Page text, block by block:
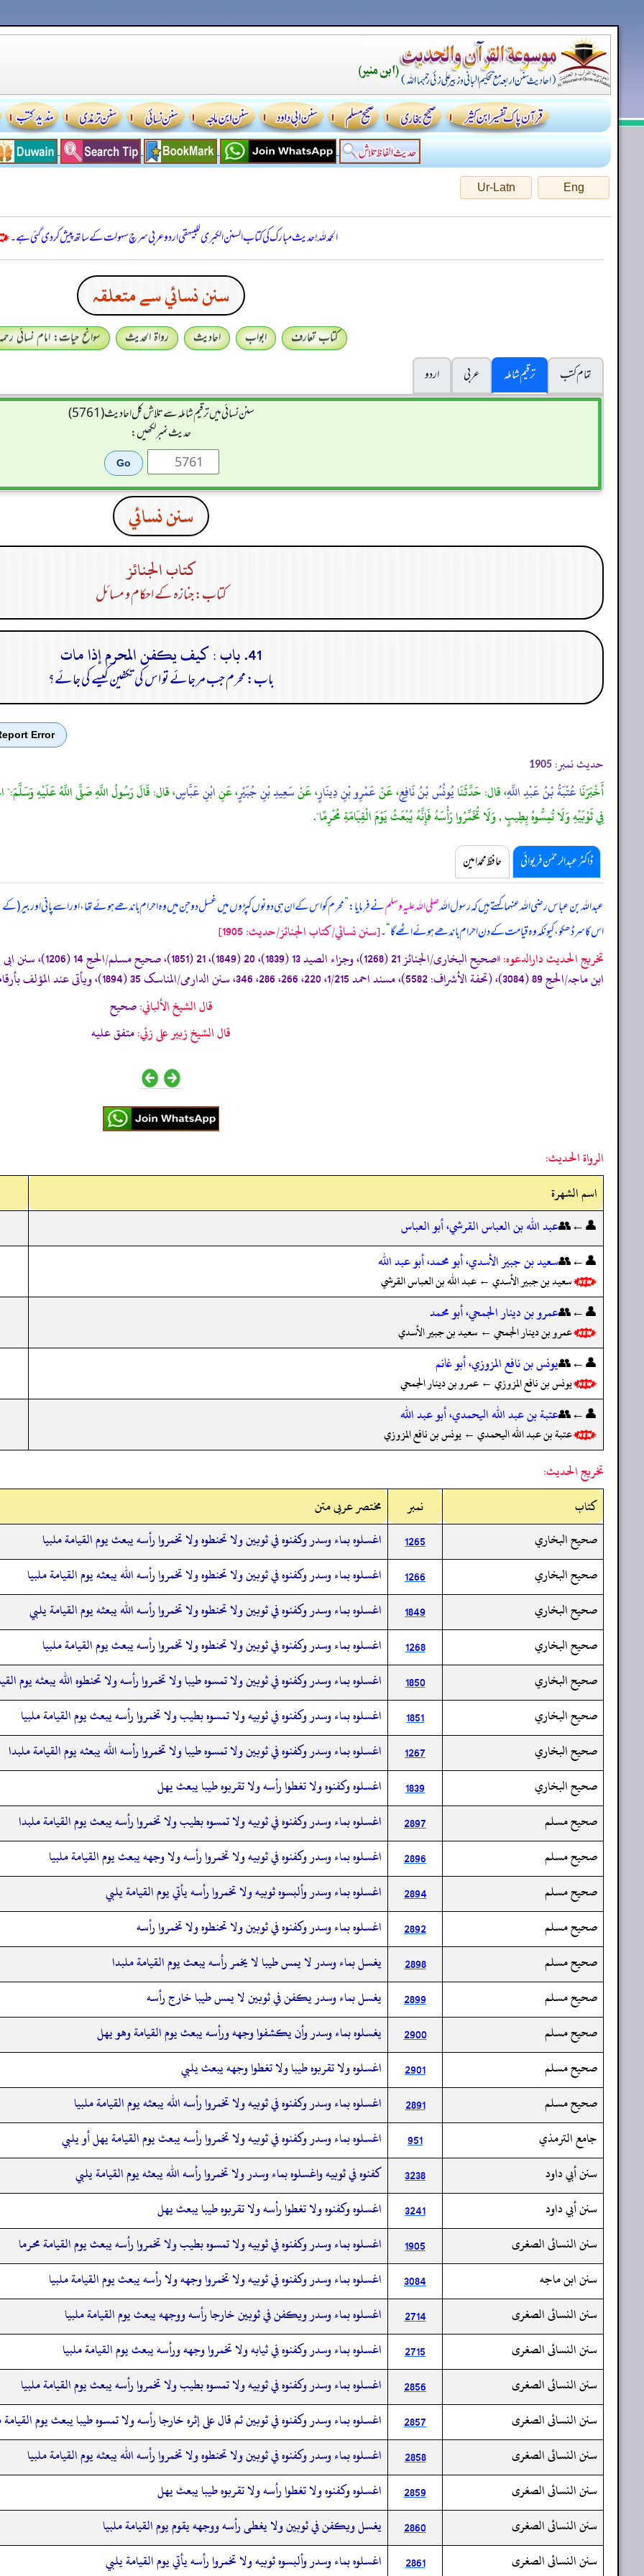
Eng
Ur-Latn
الحمدللہ! حدیث مبارک کی کتاب السنن الكبرى للبيهقي اردو عربی سرچ سہولت کے ساتھ پیش کر دی گئی ہے۔
سنن نسائي سے متعلقہ
کتاب تعارف ابواب احادیث رواۃ الحدیث
سوانح حیات: امام نسائی
تمام کتب
ترقیم شاملہ عربی
اردو
سنن نسائی میں ترقیم شاملہ سے تلاش کل احادیث (5761)
حدیث نمبر لکھیں:
سنن نسائي
كتاب الجنائز
کتاب: جنازہ کے احکام و مسائل
41. باب : كيف يكفن المحرم إذا مات
باب: محرم جب مر جائے تو اس کی تکفین کیسے کی جائے؟
Error
حدیث نمبر: 1905
أَخْبَرَنَاعُتْبَةُ بْنُ عَبْدِ اللَّهِ، قال: حَدَّثَنَايُونُسُ بْنُ نَافِعٍ، عَنْعَمْرِو بْنِ دِينَارٍ، عَنْسَعِيدِ بْنِ جُبَيْرٍ، عَنِابْنِ عَبَّاسٍ، قال: قَالَ رَسُولُ اللَّهِ صَلَّى اللَّهُ عَلَيْهِ وَسَلَّمَ:"
فِي ثَوْبَيْهِ وَلَا تُمِسُّوهُ بِطِيبٍ , وَلَا تُخَمِّرُوا رَأْسَهُ فَإِنَّهُ يُبْعَثُ يَوْمَ الْقِيَامَةِ مُحْرِمًا".
ڈاکٹر عبدالرحمٰن فریوائی حافظ محمد امین
عبداللہ بن عباس رضی الله عنہما کہتے ہیں کہرسول اللہصلی اللہ علیہ وسلمنے فرمایا:”محرم کو اس کے ان ہی دونوں کپڑوں میں غسل دو جن میں وہ احرام باندھے ہوئے تھا، اور اسے پانی اور بیر
اس کا سر ڈھکو، کیونکہ وہ قیامت کے دن احرام باندھے ہوئے اٹھے گا“۔[سنن نسائي/كتاب الجنائز/حدیث: 1905]
تخریج الحدیث دارالدعوہ:
ابن ماجہ/الحج 89 (3084)، (تحفة الأشراف: 5582)، مسند احمد 1/215، 220، 266، 286، 346، سنن الدارمی/المناسک 35 (1894)، ویأتی عند المؤلف بأرقام: 2715، 2861 (صحیح)»
قال الشيخ الألباني:صحيح
قال الشيخ زبير على زئي:متفق عليه
الرواة الحديث:
اسم الشهرة
👤←👥عبد الله بن العباس القرشي، أبو العباس
👤←👥سعيد بن جبير الأسدي، أبو محمد، أبو عبد الله
سعيد بن جبير الأسدي ← عبد الله بن العباس القرشي
👤←👥عمرو بن دينار الجمحي، أبو محمد
عمرو بن دينار الجمحي ← سعيد بن جبير الأسدي
👤←👥يونس بن نافع المزوزي، أبو غانم
يونس بن نافع المزوزي ← عمرو بن دينار الجمحي
👤←👥عتبة بن عبد الله اليحمدي، أبو عبد الله
عتبة بن عبد الله اليحمدي ← يونس بن نافع المزوزي
تخريج الحديث:
کتاب
نمبر
مختصر عربی متن
صحيح البخاري
1265
اغسلوه بماء وسدر وكفنوه في ثوبين ولا تحنطوه ولا تخمروا رأسه يبعث يوم القيامة ملبيا
صحيح البخاري
1266
اغسلوه بماء وسدر وكفنوه في ثوبين ولا تحنطوه ولا تخمروا رأسه الله يبعثه يوم القيامة ملبيا
صحيح البخاري
1849
اغسلوه بماء وسدر وكفنوه في ثوبين ولا تحنطوه ولا تخمروا رأسه الله يبعثه يوم القيامة يلبي
صحيح البخاري
1268
اغسلوه بماء وسدر وكفنوه في ثوبين ولا تحنطوه ولا تخمروا رأسه يبعث يوم القيامة ملبيا
صحيح البخاري
1850
اغسلوه بماء وسدر وكفنوه في ثوبين ولا تمسوه طيبا ولا تخمروا رأسه ولا تحنطوه الله يبعثه يوم
صحيح البخاري
1851
اغسلوه بماء وسدر وكفنوه في ثوبيه ولا تمسوه بطيب ولا تخمروا رأسه يبعث يوم القيامة ملبيا
صحيح البخاري
1267
اغسلوه بماء وسدر وكفنوه في ثوبين ولا تمسوه طيبا ولا تخمروا رأسه الله يبعثه يوم القيامة ملبدا
صحيح البخاري
1839
اغسلوه وكفنوه ولا تغطوا رأسه ولا تقربوه طيبا يبعث يهل
صحيح مسلم
2897
اغسلوه بماء وسدر وكفنوه في ثوبيه ولا تمسوه بطيب ولا تخمروا رأسه يبعث يوم القيامة ملبدا
صحيح مسلم
2896
اغسلوه بماء وسدر وكفنوه في ثوبيه ولا تخمروا رأسه ولا وجهه يبعث يوم القيامة ملبيا
صحيح مسلم
2894
اغسلوه بماء وسدر وألبسوه ثوبيه ولا تخمروا رأسه يأتي يوم القيامة يلبي
صحيح مسلم
2892
اغسلوه بماء وسدر وكفنوه في ثوبين ولا تحنطوه ولا تخمروا رأسه
صحيح مسلم
2898
يغسل بماء وسدر لا يمس طيبا لا يخمر رأسه يبعث يوم القيامة ملبدا
صحيح مسلم
2899
يغسل بماء وسدر يكفن في ثوبين لا يمس طيبا خارج رأسه
صحيح مسلم
2900
يغسلوه بماء وسدر وأن يكشفوا وجهه ورأسه يبعث يوم القيامة وهو يهل
صحيح مسلم
2901
اغسلوه ولا تقربوه طيبا ولا تغطوا وجهه يبعث يلبي
صحيح مسلم
2891
اغسلوه بماء وسدر وكفنوه في ثوبيه ولا تخمروا رأسه الله يبعثه يوم القيامة ملبيا
جامع الترمذي
951
اغسلوه بماء وسدر وكفنوه في ثوبيه ولا تخمروا رأسه يبعث يوم القيامة يهل أو يلبي
سنن أبي داود
3238
كفنوه في ثوبيه واغسلوه بماء وسدر ولا تخمروا رأسه الله يبعثه يوم القيامة يلبي
سنن أبي داود
3241
اغسلوه وكفنوه ولا تغطوا رأسه ولا تقربوه طيبا يبعث يهل
سنن النسائى الصغرى
1905
اغسلوه بماء وسدر وكفنوه في ثوبيه ولا تمسوه بطيب ولا تخمروا رأسه يبعث يوم القيامة محرما
سنن ابن ماجه
3084
اغسلوه بماء وسدر وكفنوه في ثوبيه ولا تخمروا وجهه ولا رأسه يبعث يوم القيامة ملبيا
سنن النسائى الصغرى
2714
اغسلوه بماء وسدر ويكفن في ثوبين خارجا رأسه ووجهه يبعث يوم القيامة ملبيا
سنن النسائى الصغرى
2715
اغسلوه بماء وسدر وكفنوه في ثيابه ولا تخمروا وجهه ورأسه يبعث يوم القيامة ملبيا
سنن النسائى الصغرى
2856
اغسلوه بماء وسدر وكفنوه في ثوبيه ولا تمسوه بطيب ولا تخمروا رأسه يبعث يوم القيامة ملبيا
سنن النسائى الصغرى
2857
اغسلوه بماء وسدر وكفنوه في ثوبين ثم قال على إثره خارجا رأسه ولا تمسوه طيبا يبعث يوم القيامة
سنن النسائى الصغرى
2858
اغسلوه بماء وسدر وكفنوه في ثوبين ولا تحنطوه ولا تخمروا رأسه الله يبعثه يوم القيامة ملبيا
سنن النسائى الصغرى
2859
اغسلوه وكفنوه ولا تغطوا رأسه ولا تقربوه طيبا يبعث يهل
سنن النسائى الصغرى
2860
يغسل ويكفن في ثوبين ولا يغطى رأسه ووجهه يقوم يوم القيامة ملبيا
سنن النسائى الصغرى
2861 اغسلوه بماء وسدر وألبسوه ثوبيه ولا تخمروا رأسه يأتي يوم القيامة يلبي